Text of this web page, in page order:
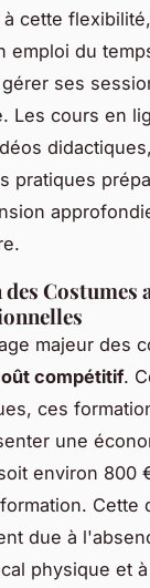
cette
emploi du
ses
Les cours en
pratiques
Costumes
majeur des
compétitif.
ces
une
environ 800
Cette
due à
physique et